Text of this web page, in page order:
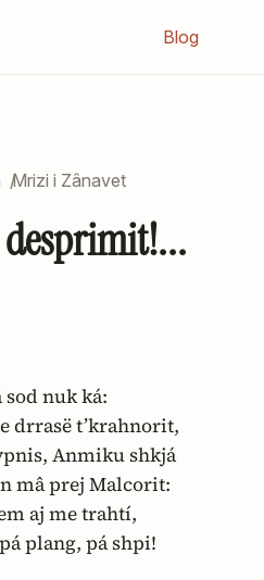
Blog
/Mrizi i Zânavet
sod nuk ká:
drrasë t’krahnorit,
Anmiku shkjá
mâ prej Malcorit:
aj me trahtí,
plang, pá shpi!